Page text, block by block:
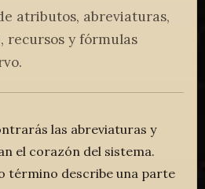
atributos, abreviaturas,
recursos y fórmulas
las abreviaturas y
el corazón del sistema.
término describe una parte